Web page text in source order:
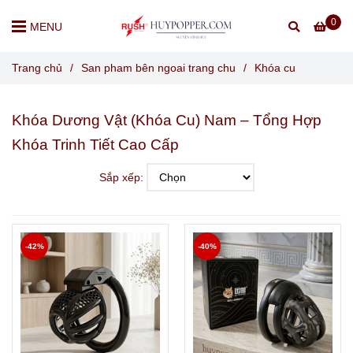
0
MENU
Trang chủ / San pham bên ngoai trang chu / Khóa cu
Khóa Dương Vật (Khóa Cu) Nam – Tổng Hợp
Khóa Trinh Tiết Cao Cấp
Sắp xếp:
-42% -40%